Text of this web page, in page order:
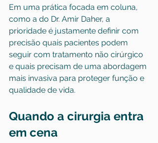
Em uma prática focada em coluna,
como a do Dr. Amir Daher, a
prioridade é justamente definir com
precisão quais pacientes podem
seguir com tratamento não cirúrgico
e quais precisam de uma abordagem
mais invasiva para proteger função e
qualidade de vida.
Quando a cirurgia entra
em cena